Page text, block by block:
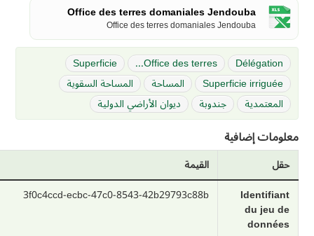
Office des terres domaniales Jendouba
Office des terres domaniales Jendouba
Délégation
Office des terres...
Superficie
Superficie irriguée
المساحة
المساحة السقوية
المعتمدية
جندوبة ديوان الأراضي الدولية
معلومات إضافية
حقل
القيمة
Identifiant
du jeu de
données
3f0c4ccd-ecbc-47c0-8543-42b29793c88b